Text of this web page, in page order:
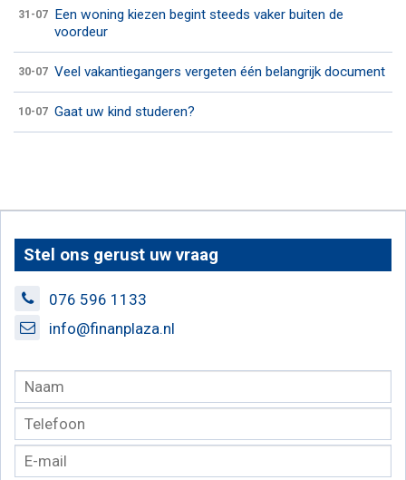
31-07 Een woning kiezen begint steeds vaker buiten de
voordeur
30-07 Veel vakantiegangers vergeten één belangrijk document
10-07 Gaat uw kind studeren?
Stel ons gerust uw vraag
076 596 1133
info@finanplaza.nl